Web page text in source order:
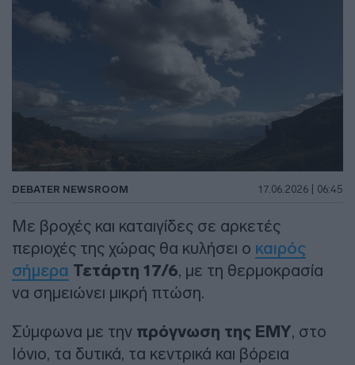
DEBATER NEWSROOM 17.06.2026 | 06:45
Με βροχές και καταιγίδες σε αρκετές
περιοχές της χώρας θα κυλήσει ο καιρός
σήμερα Τετάρτη 17/6, με τη θερμοκρασία
να σημειώνει μικρή πτώση.
Σύμφωνα με την πρόγνωση της ΕΜΥ, στο
Ιόνιο, τα δυτικά, τα κεντρικά και βόρεια